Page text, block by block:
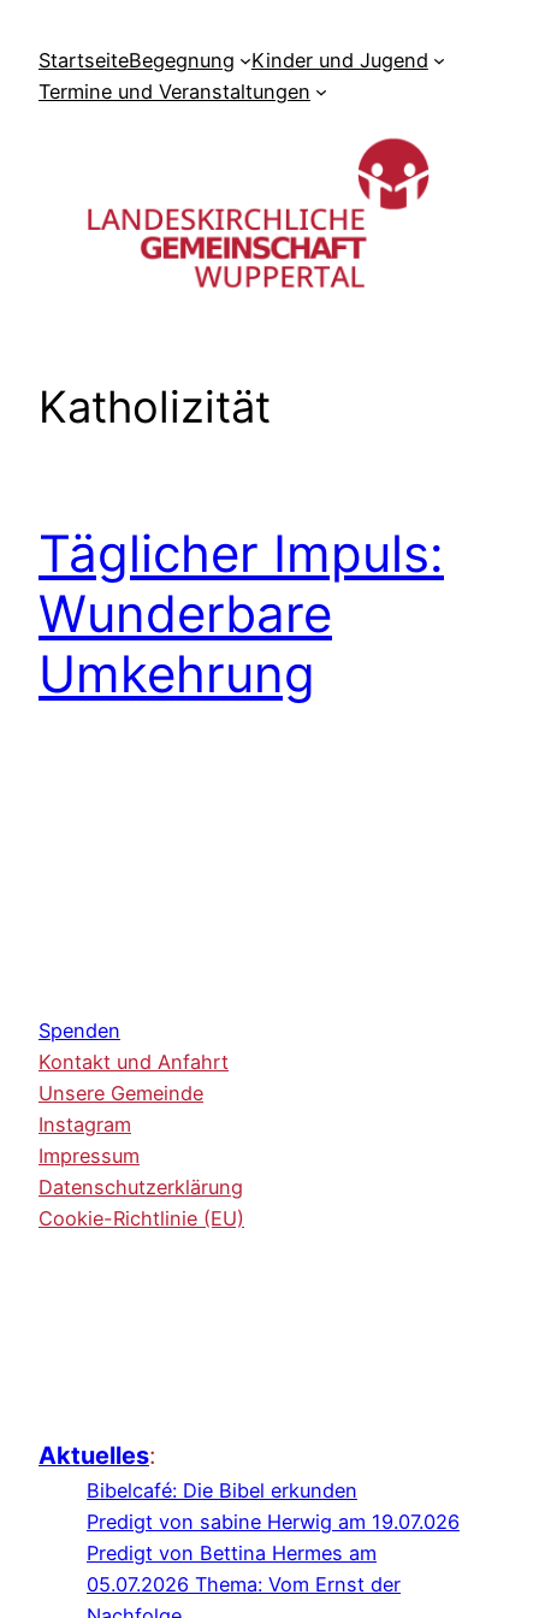
Inhalt
springen
StartseiteBegegnung
Kinder und Jugend
Termine und Veranstaltungen
Katholizität
Täglicher Impuls:
Wunderbare
Umkehrung
Spenden
Kontakt und Anfahrt
Unsere Gemeinde
Instagram
Impressum
Datenschutzerklärung
Cookie-Richtlinie (EU)
Aktuelles:
Bibelcafé: Die Bibel erkunden
Predigt von sabine Herwig am 19.07.026
Predigt von Bettina Hermes am
05.07.2026 Thema: Vom Ernst der